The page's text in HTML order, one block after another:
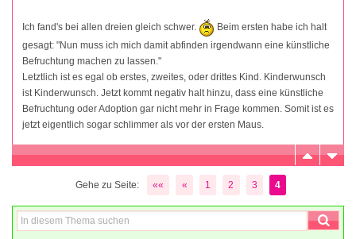
Ich fand's bei allen dreien gleich schwer.
Beim ersten habe ich halt
gesagt: "Nun muss ich mich damit abfinden irgendwann eine künstliche
Befruchtung machen zu lassen."
Letztlich ist es egal ob erstes, zweites, oder drittes Kind. Kinderwunsch
ist Kinderwunsch. Jetzt kommt negativ halt hinzu, dass eine künstliche
Befruchtung oder Adoption gar nicht mehr in Frage kommen. Somit ist es
jetzt eigentlich sogar schlimmer als vor der ersten Maus.
Gehe zu Seite: «« « 1 2 3 4